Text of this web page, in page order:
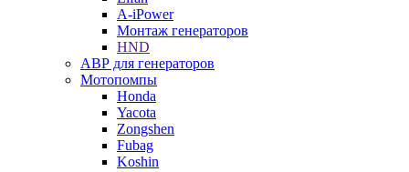
A-iPower
Монтаж генераторов
HND
АВР для генераторов
Мотопомпы
Honda
Yacota
Zongshen
Fubag
Koshin